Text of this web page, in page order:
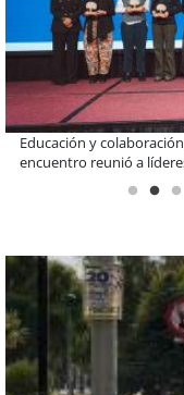
Claves para comprar